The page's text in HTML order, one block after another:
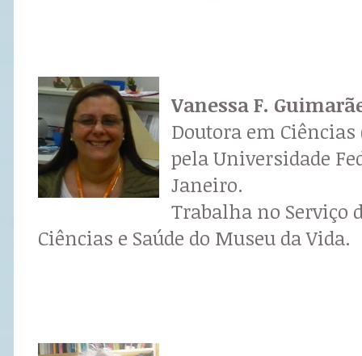
Vanessa F.
Doutora em
pela Universidade
Janeiro.
Trabalha no Serviço
Ciências e Saúde do Museu da Vida.